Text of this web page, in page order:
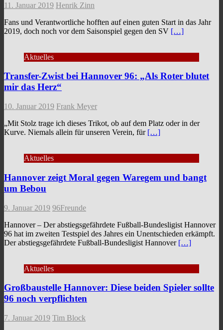
11. Januar 2019 Henrik Zinn
Fans und Verantwortliche hofften auf einen guten Start in das Jahr
2019, doch noch vor dem Saisonspiel gegen den SV […]
Aktuelles
Transfer-Zwist bei Hannover 96: „Als Roter blutet
mir das Herz“
10. Januar 2019 Frank Meyer
„Mit Stolz trage ich dieses Trikot, ob auf dem Platz oder in der
Kurve. Niemals allein für unseren Verein, für […]
Aktuelles
Hannover zeigt Moral gegen Waregem und bangt
um Bebou
9. Januar 2019 96Freunde
Hannover – Der abstiegsgefährdete Fußball-Bundesligist Hannover
96 hat im zweiten Testspiel des Jahres ein Unentschieden erkämpft.
Der abstiegsgefährdete Fußball-Bundesligist Hannover […]
Aktuelles
Großbaustelle Hannover: Diese beiden Spieler sollte
96 noch verpflichten
7. Januar 2019 Tim Block